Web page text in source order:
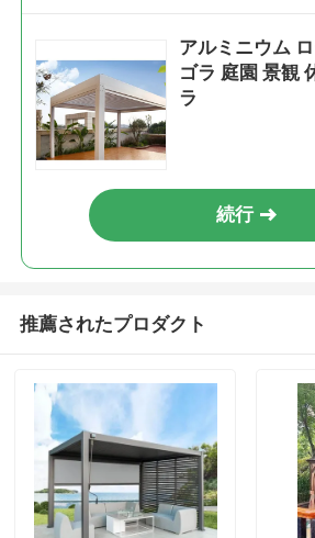
アルミニウム
ゴラ 庭園 景観
ラ
続行
推薦されたプロダクト